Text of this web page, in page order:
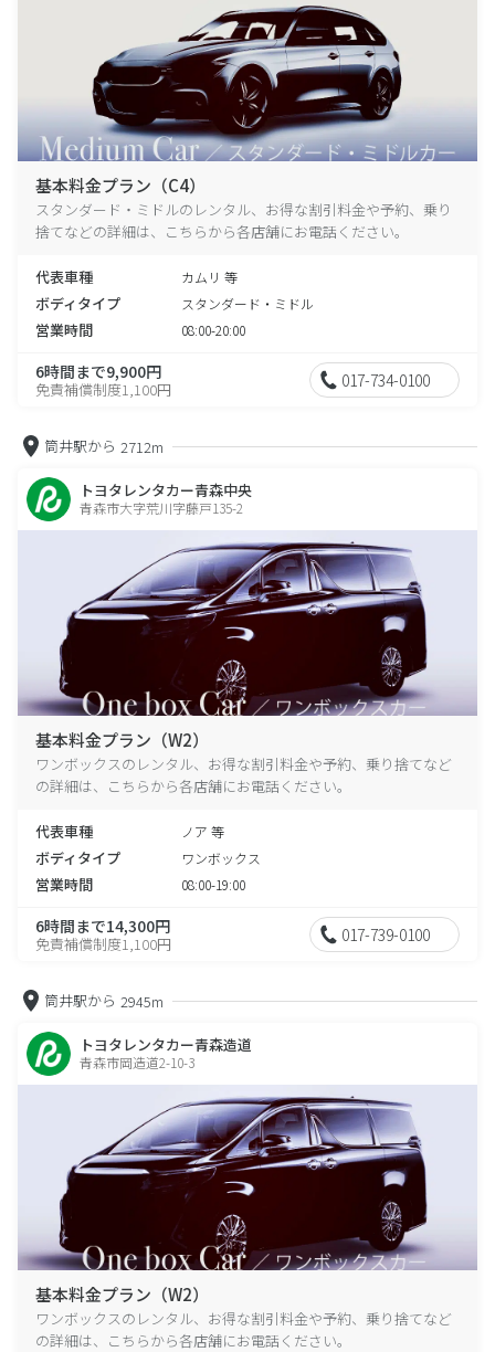
基本料金プラン（C4）
スタンダード・ミドルのレンタル、お得な割引料金や予約、乗り
捨てなどの詳細は、こちらから各店舗にお電話ください。
代表車種 カムリ 等
ボディタイプ スタンダード・ミドル
営業時間 08:00-20:00
6時間まで9,900円
免責補償制度1,100円 017-734-0100
筒井駅から 2712m
トヨタレンタカー青森中央
青森市大字荒川字藤戸135-2
基本料金プラン（W2）
ワンボックスのレンタル、お得な割引料金や予約、乗り捨てなど
の詳細は、こちらから各店舗にお電話ください。
代表車種 ノア 等
ボディタイプ ワンボックス
営業時間 08:00-19:00
6時間まで14,300円
免責補償制度1,100円 017-739-0100
筒井駅から 2945m
トヨタレンタカー青森造道
青森市岡造道2-10-3
基本料金プラン（W2）
ワンボックスのレンタル、お得な割引料金や予約、乗り捨てなど
の詳細は、こちらから各店舗にお電話ください。